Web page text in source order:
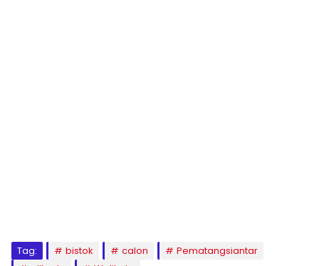
Tag: bistok calon
Pematangsiantar